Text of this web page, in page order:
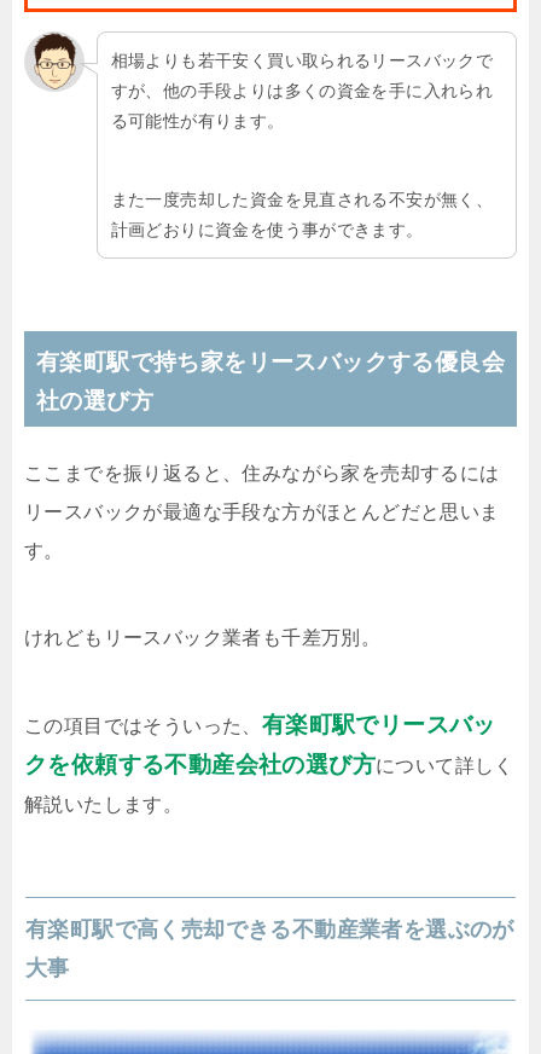
相場よりも若干安く買い取られるリースバックで
すが、他の手段よりは多くの資金を手に入れられ
る可能性が有ります。
また一度売却した資金を見直される不安が無く、
計画どおりに資金を使う事ができます。
有楽町駅で持ち家をリースバックする優良会
社の選び方
ここまでを振り返ると、住みながら家を売却するには
リースバックが最適な手段な方がほとんどだと思いま
す。
けれどもリースバック業者も千差万別。
この項目ではそういった、 有楽町駅でリースバッ
クを依頼する不動産会社の選び方について詳しく
解説いたします。
有楽町駅で高く売却できる不動産業者を選ぶのが
大事